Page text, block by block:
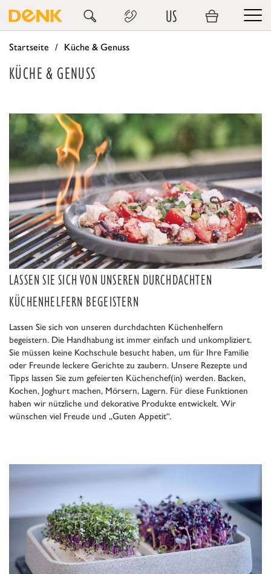
US
Startseite Küche & Genuss
KÜCHE & GENUSS
LASSEN SIE SICH VON UNSEREN DURCHDACHTEN
KÜCHENHELFERN BEGEISTERN
Lassen Sie sich von unseren durchdachten Küchenhelfern
begeistern. Die Handhabung ist immer einfach und unkompliziert.
Sie müssen keine Kochschule besucht haben, um für Ihre Familie
oder Freunde leckere Gerichte zu zaubern. Unsere Rezepte und
Tipps lassen Sie zum gefeierten Küchenchef(in) werden. Backen,
Kochen, Joghurt machen, Mörsern, Lagern. Für diese Funktionen
haben wir nützliche und dekorative Produkte entwickelt. Wir
wünschen viel Freude und „Guten Appetit“.